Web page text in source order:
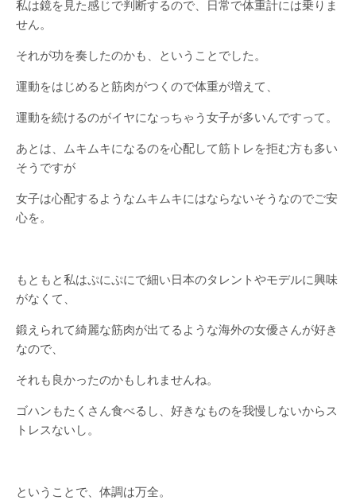
私は鏡を見た感じで判断するので、日常で体重計には乗りま
せん。
それが功を奏したのかも、ということでした。
運動をはじめると筋肉がつくので体重が増えて、
運動を続けるのがイヤになっちゃう女子が多いんですって。
あとは、ムキムキになるのを心配して筋トレを拒む方も多い
そうですが
女子は心配するようなムキムキにはならないそうなのでご安
心を。
もともと私はぷにぷにで細い日本のタレントやモデルに興味
がなくて、
鍛えられて綺麗な筋肉が出てるような海外の女優さんが好き
なので、
それも良かったのかもしれませんね。
ゴハンもたくさん食べるし、好きなものを我慢しないからス
トレスないし。
ということで、体調は万全。